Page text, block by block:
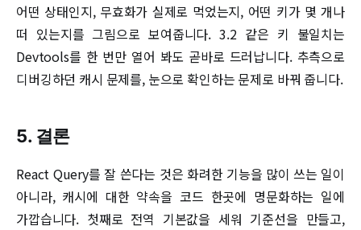
어떤 상태인지, 무효화가 실제로 먹었는지, 어떤 키가 몇 개나
떠 있는지를 그림으로 보여줍니다. 3.2 같은 키 불일치는
Devtools를 한 번만 열어 봐도 곧바로 드러납니다. 추측으로
디버깅하던 캐시 문제를, 눈으로 확인하는 문제로 바꿔 줍니다.
5. 결론
React Query를 잘 쓴다는 것은 화려한 기능을 많이 쓰는 일이
아니라, 캐시에 대한 약속을 코드 한곳에 명문화하는 일에
가깝습니다. 첫째로 전역 기본값을 세워 기준선을 만들고,